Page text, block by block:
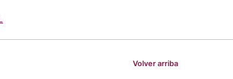
Volver arriba